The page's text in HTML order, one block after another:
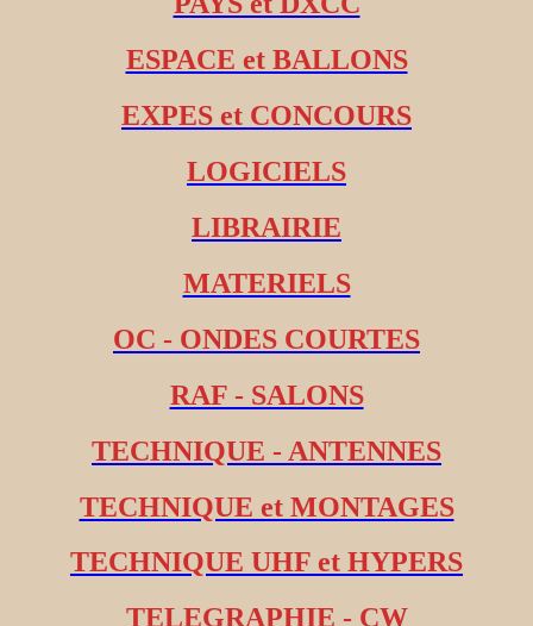
ESPACE et BALLONS
EXPES et CONCOURS
LOGICIELS
LIBRAIRIE
MATERIELS
OC - ONDES COURTES
RAF - SALONS
TECHNIQUE - ANTENNES
TECHNIQUE et MONTAGES
TECHNIQUE UHF et HYPERS
TELEGRAPHIE - CW